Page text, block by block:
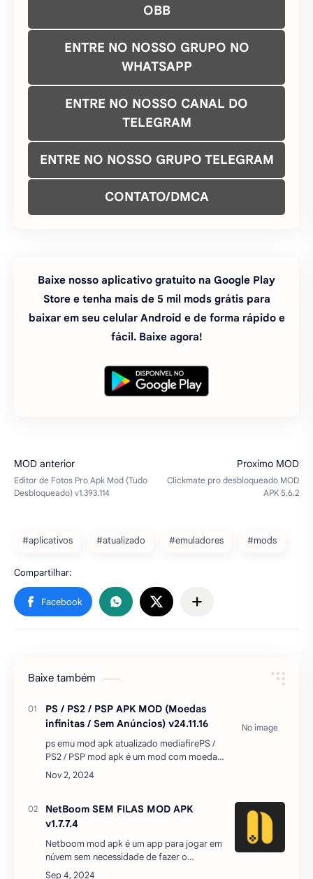
OBB
ENTRE NO NOSSO GRUPO NO
WHATSAPP
ENTRE NO NOSSO CANAL DO
TELEGRAM
ENTRE NO NOSSO GRUPO TELEGRAM
CONTATO/DMCA
Baixe nosso aplicativo gratuito na Google Play
Store e tenha mais de 5 mil mods grátis para
baixar em seu celular Android e de forma rápido e
fácil. Baixe agora!
#aplicativos #atualizado #emuladores #mods
Baixe também
PS / PS2 / PSP APK MOD (Moedas
infinitas / Sem Anúncios) v24.11.16
ps emu mod apk atualizado mediafirePS /
PS2 / PSP mod apk é um mod com moedas
infinitas e sem anúncios para você baixar
de forma grátis aqui no Sinho Gamer.Este é
NetBoom SEM FILAS MOD APK
v1.7.7.4
Netboom mod apk é um app para jogar em
núvem sem necessidade de fazer o
download do jogo.netboom mod apk é de